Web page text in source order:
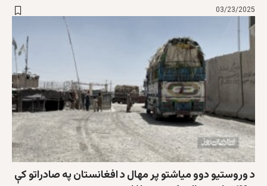
03/23/2025
د وروستیو دوو میاشتو پر مهال د افغانستان په صادراتو کې